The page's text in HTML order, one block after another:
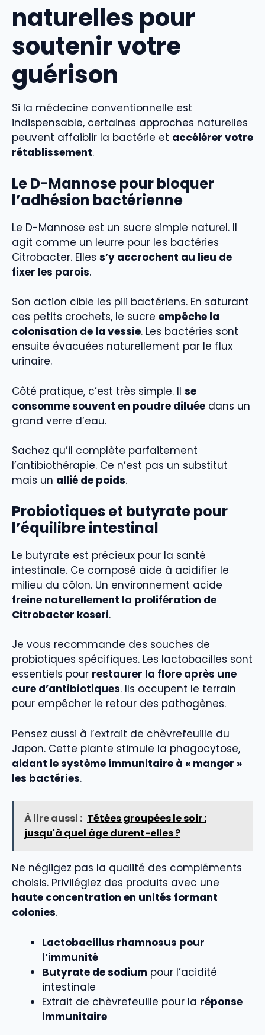
naturelles pour
soutenir votre
guérison
Si la médecine conventionnelle est
indispensable, certaines approches naturelles
peuvent affaiblir la bactérie et accélérer votre
rétablissement.
Le D-Mannose pour bloquer
l’adhésion bactérienne
Le D-Mannose est un sucre simple naturel. Il
agit comme un leurre pour les bactéries
Citrobacter. Elles s’y accrochent au lieu de
fixer les parois.
Son action cible les pili bactériens. En saturant
ces petits crochets, le sucre empêche la
colonisation de la vessie. Les bactéries sont
ensuite évacuées naturellement par le flux
urinaire.
Côté pratique, c’est très simple. Il se
consomme souvent en poudre diluée dans un
grand verre d’eau.
Sachez qu’il complète parfaitement
l’antibiothérapie. Ce n’est pas un substitut
mais un allié de poids.
Probiotiques et butyrate pour
l’équilibre intestinal
Le butyrate est précieux pour la santé
intestinale. Ce composé aide à acidifier le
milieu du côlon. Un environnement acide
freine naturellement la prolifération de
Citrobacter koseri.
Je vous recommande des souches de
probiotiques spécifiques. Les lactobacilles sont
essentiels pour restaurer la flore après une
cure d’antibiotiques. Ils occupent le terrain
pour empêcher le retour des pathogènes.
Pensez aussi à l’extrait de chèvrefeuille du
Japon. Cette plante stimule la phagocytose,
aidant le système immunitaire à « manger »
les bactéries.
À lire aussi : Tétées groupées le soir :
jusqu'à quel âge durent-elles ?
Ne négligez pas la qualité des compléments
choisis. Privilégiez des produits avec une
haute concentration en unités formant
colonies.
Lactobacillus rhamnosus pour
l’immunité
Butyrate de sodium pour l’acidité
intestinale
Extrait de chèvrefeuille pour la réponse
immunitaire